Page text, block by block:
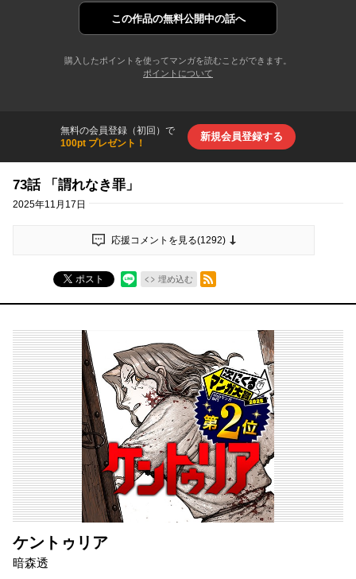
この作品の無料公開中の話へ
購入したポイントを使ってマンガを読むことができます。
ポイントについて
無料の会員登録（初回）で
100pt プレゼント！
新規会員登録する
73話 「謂れなき罪」
2025年11月17日
応援コメントを見る(1292)
ポスト 埋め込む
RSSフィード
ケントゥリア
暗森透